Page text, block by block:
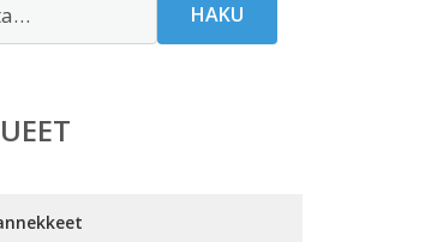
HAKU